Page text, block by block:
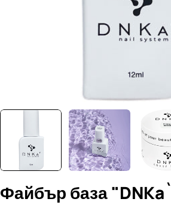
Файбър база "DNKa`